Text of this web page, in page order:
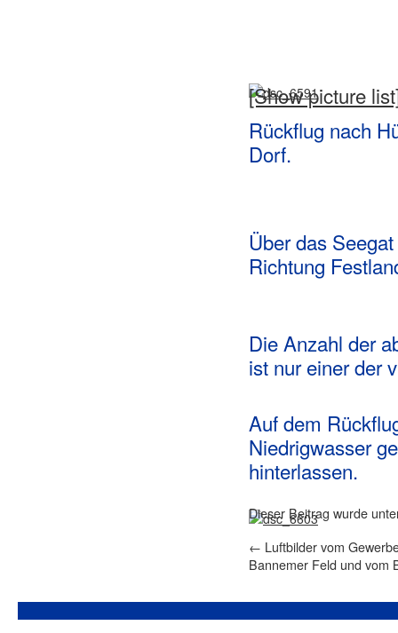
[Show picture
Rückflug nach
Dorf.
Über das
Richtung
Die Anzahl der
ist nur einer der
Auf dem
Niedrigwasser
hinterlassen.
Dieser Beitrag wurde
← Luftbilder vom
Bannemer Feld und vom